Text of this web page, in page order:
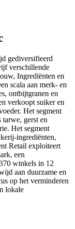
gediversifieerd
verschillende
Ingrediënten en
scala aan merk- en
ontbijtgranen en
verkoopt suiker en
Het segment
gerst en
Het segment
ingrediënten,
Retail exploiteert
een
winkels in 12
aan duurzame en
op het verminderen
lokale